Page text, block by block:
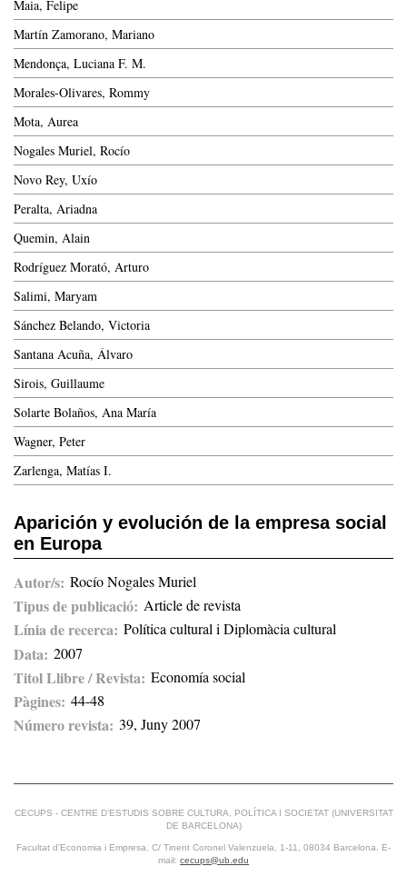
Aparición y evolución de la empresa social
en Europa
Autor/s Rocío Nogales Muriel
Tipus de publicació Article de revista
Línia de recerca Política cultural i Diplomàcia cultural
Data 2007
Titol Llibre / Revista Economía social
Pàgines 44-48
Número revista 39, Juny 2007
Maia, Felipe
Martín Zamorano, Mariano
Mendonça, Luciana F. M.
Morales-Olivares, Rommy
Mota, Aurea
Nogales Muriel, Rocío
Novo Rey, Uxío
Peralta, Ariadna
Quemin, Alain
Rodríguez Morató, Arturo
Salimi, Maryam
Sánchez Belando, Victoria
Santana Acuña, Álvaro
Sirois, Guillaume
Solarte Bolaños, Ana María
Wagner, Peter
Zarlenga, Matías I.
CECUPS - CENTRE D’ESTUDIS SOBRE CULTURA, POLÍTICA I SOCIETAT (UNIVERSITAT
DE BARCELONA)
Facultat d’Economia i Empresa. C/ Tinent Coronel Valenzuela, 1-11, 08034 Barcelona. E-
mail: cecups@ub.edu